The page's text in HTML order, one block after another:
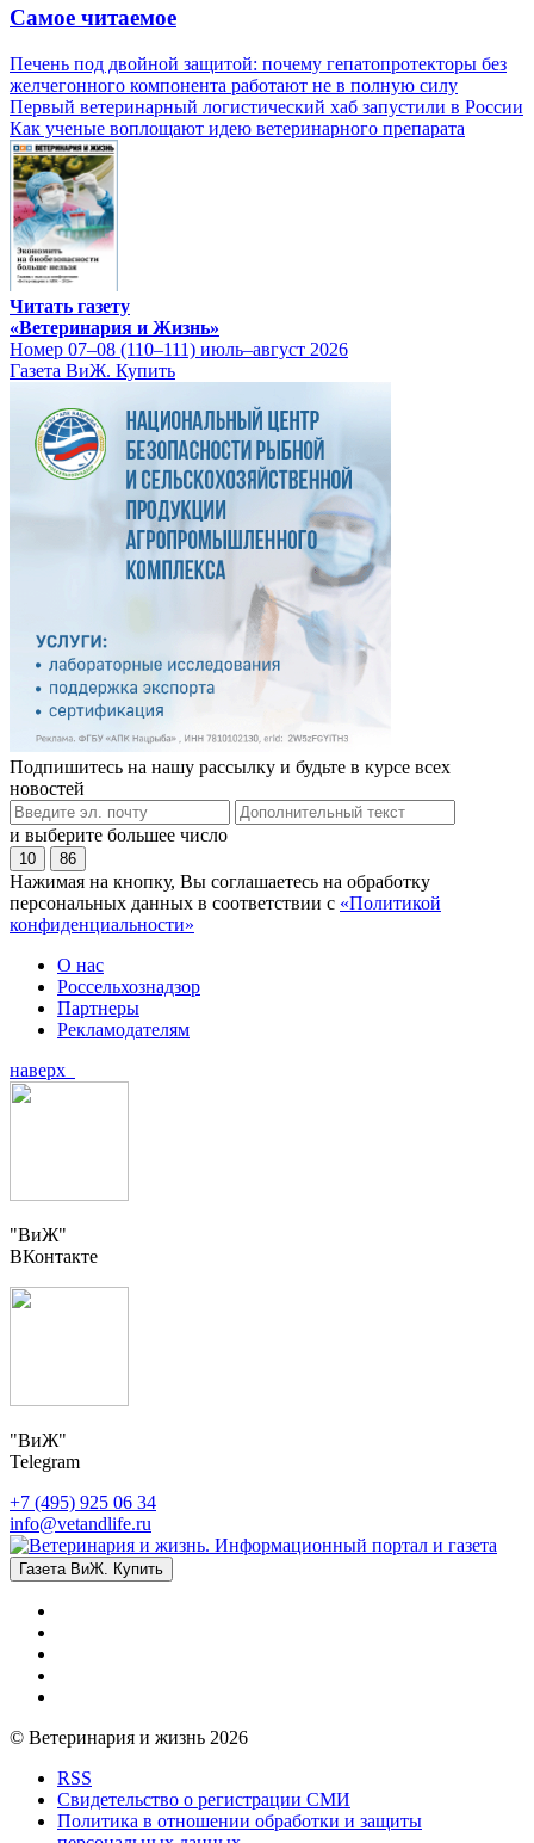
Самое читаемое
Печень под двойной защитой: почему гепатопротекторы без
желчегонного компонента работают не в полную силу
Первый ветеринарный логистический хаб запустили в России
Как ученые воплощают идею ветеринарного препарата
Читать газету
«Ветеринария и Жизнь»
Номер 07–08 (110–111) июль–август 2026
Газета ВиЖ. Купить
Подпишитесь на нашу рассылку и будьте в курсе всех
новостей
и выберите большее число
10 86
Нажимая на кнопку, Вы соглашаетесь на обработку
персональных данных в соответствии с «Политикой
конфиденциальности»
О нас
Россельхознадзор
Партнеры
Рекламодателям
наверх
"ВиЖ"
ВКонтакте
"ВиЖ"
Telegram
+7 (495) 925 06 34
info@vetandlife.ru
Газета ВиЖ. Купить
© Ветеринария и жизнь 2026
RSS
Свидетельство о регистрации СМИ
Политика в отношении обработки и защиты